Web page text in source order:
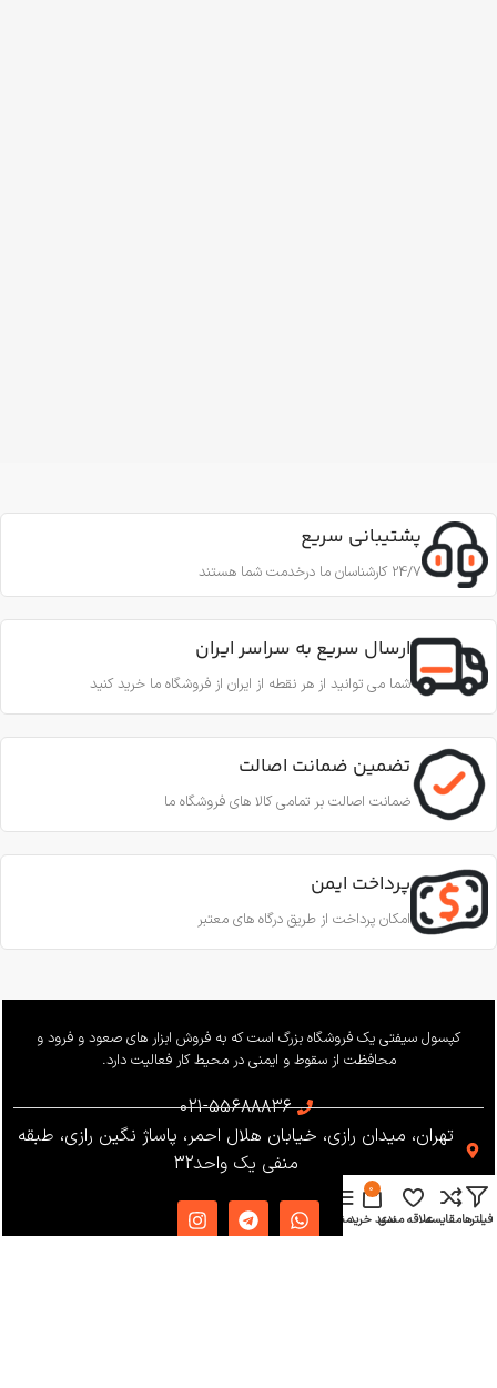
پشتیبانی سریع
24/7 کارشناسان ما درخدمت شما هستند
ارسال سریع به سراسر ایران
شما می توانید از هر نقطه از ایران از فروشگاه ما خرید کنید
تضمین ضمانت اصالت
ضمانت اصالت بر تمامی کالا های فروشگاه ما
پرداخت ایمن
امکان پرداخت از طریق درگاه های معتبر
کپسول سیفتی یک فروشگاه بزرگ است که به فروش ابزار های صعود و فرود و
محافظت از سقوط و ایمنی در محیط کار فعالیت دارد.
021-55688836
تهران، میدان رازی، خیابان هلال احمر، پاساژ نگین رازی، طبقه
منفی یک واحد32
فیلترهامقایسهعلاقه مندی
0
سبد خریدمنو